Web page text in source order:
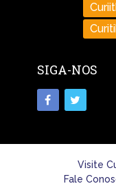
SIGA-NOS
Visite
Fale